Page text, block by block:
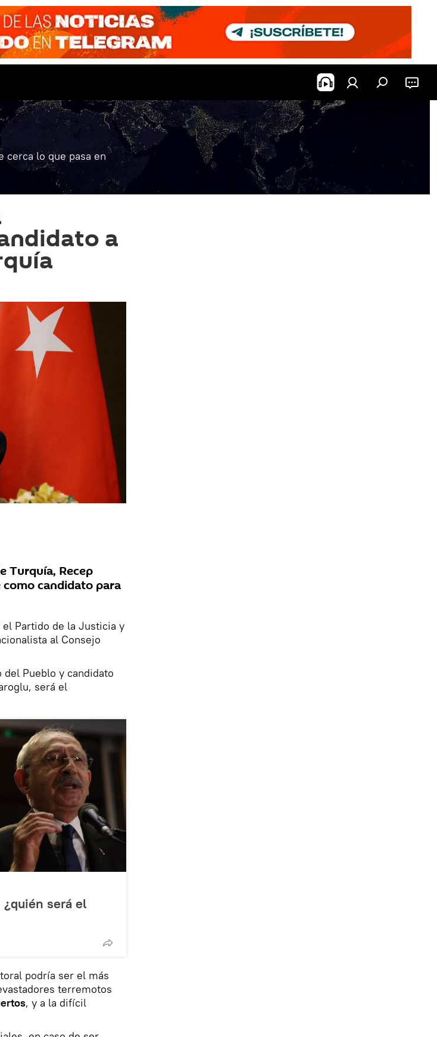
cerca lo que pasa en
a
Turquía, Recep
candidato para
Partido de la Justicia y
al Consejo
Pueblo y candidato
será el
será el
podría ser el más
terremotos
, y a la difícil